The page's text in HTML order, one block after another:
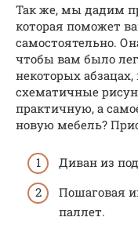
Так же, мы дадим
которая поможет
самостоятельно.
чтобы вам было
некоторых
схематичные
практичную, а
новую мебель?
Диван из
Пошаговая
паллет.